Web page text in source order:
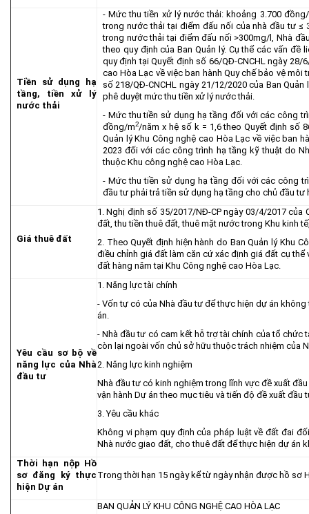
Tiền sử dụng hạ
tầng, tiền xử lý
nước thải
- Mức thu tiền xử lý nước thải: khoảng 3.700
trong nước thải tại điểm đấu nối của nhà đầu tư ≤
trong nước thải tại điểm đấu nối >300mg/l, Nhà
theo quy định của Ban Quản lý. Cụ thể các vấn
quy định tại Quyết định số 66/QĐ-CNCHL ngày 28/
cao Hòa Lạc về việc ban hành Quy chế bảo vệ môi
số 218/QĐ-CNCHL ngày 21/12/2020 của Ban
phê duyệt mức thu tiền xử lý nước thải.
- Mức thu tiền sử dụng hạ tầng đối với các công
đồng/m2/năm x hệ số k = 1,6 theo Quyết định số
Quản lý Khu Công nghệ cao Hòa Lạc về việc ban
2023 đối với các công trình hạ tầng kỹ thuật do
thuộc Khu công nghệ cao Hòa Lạc.
- Mức thu tiền sử dụng hạ tầng đối với các công
đầu tư phải trả tiền sử dụng hạ tầng cho chủ đầu tư
Giá thuê đất
1. Nghị định số 35/2017/NĐ-CP ngày 03/4/2017 của
đất, thu tiền thuê đất, thuê mặt nước trong Khu kinh
2. Theo Quyết định hiện hành do Ban Quản lý Khu
điều chỉnh giá đất làm căn cứ xác định giá đất cụ thể
đất hàng năm tại Khu Công nghệ cao Hòa Lạc.
Yêu cầu sơ bộ về
năng lực của Nhà
đầu tư
1. Năng lực tài chính
- Vốn tự có của Nhà đầu tư để thực hiện dự án
án.
- Nhà đầu tư có cam kết hỗ trợ tài chính của tổ chức
còn lại ngoài vốn chủ sở hữu thuộc trách nhiệm của
2. Năng lực kinh nghiệm
Nhà đầu tư có kinh nghiệm trong lĩnh vực đề xuất
vận hành Dự án theo mục tiêu và tiến độ đề xuất đầu
3. Yêu cầu khác
Không vi phạm quy định của pháp luật về đất đai
Nhà nước giao đất, cho thuê đất để thực hiện dự án
Thời hạn nộp Hồ
sơ đăng ký thực
hiện Dự án
Trong thời hạn 15 ngày kể từ ngày nhận được hồ sơ
BAN QUẢN LÝ KHU CÔNG NGHỆ CAO HÒA LẠC